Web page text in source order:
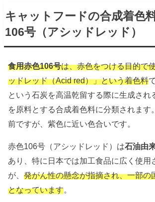
キャットフードの合成着色
106号（アシッドレッド）
食用赤色106号は、赤色をつける目的で
ッドレッド（Acid red）」という着色料
という石炭を高温乾留する際に生成され
を原料とする合成着色料に分類されます
前ですが、紫色に近い色合いです。
赤色106号（アシッドレッド）は石油由
あり、特に日本では加工食品に広く使用
が、発がん性の懸念が指摘され、一部の
となっています。